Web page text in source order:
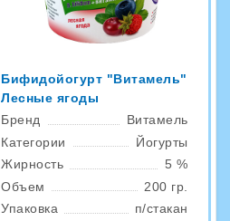
Бифидойогурт "Витамель"
Лесные ягоды
Бренд
Витамель
Категории
Йогурты
Жирность
5 %
Объем
200 гр.
Упаковка
п/стакан